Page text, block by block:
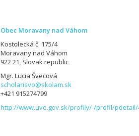
Obec Moravany nad Váhom
Kostolecká č. 175/4
Moravany nad Váhom
922 21, Slovak republic
Mgr. Lucia Švecová
scholarisvo@skolam.sk
+421 915274799
http://www.uvo.gov.sk/profily/-/profil/pdetail/